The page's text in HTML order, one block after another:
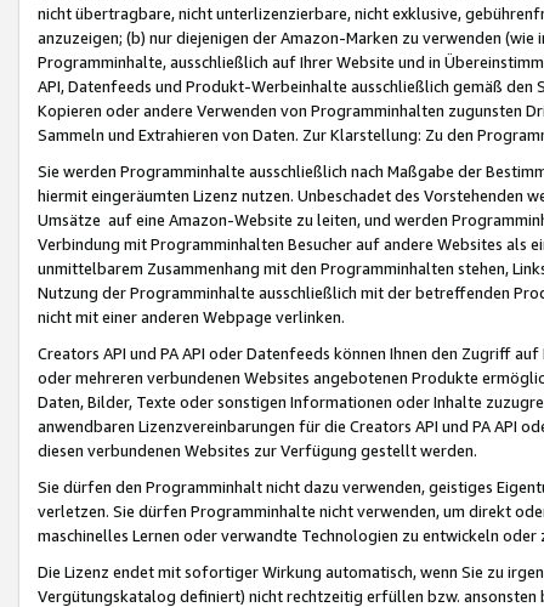
nicht übertragbare, nicht unterlizenzierbare, nicht exklusive,
anzuzeigen; (b) nur diejenigen der Amazon-Marken zu verwenden
Programminhalte, ausschließlich auf Ihrer Website und in
API, Datenfeeds und Produkt-Werbeinhalte ausschließlich gemäß
Kopieren oder andere Verwenden von Programminhalten zugunsten
Sammeln und Extrahieren von Daten. Zur Klarstellung: Zu den
Sie werden Programminhalte ausschließlich nach Maßgabe der
hiermit eingeräumten Lizenz nutzen. Unbeschadet des Vorstehenden
Umsätze auf eine Amazon-Website zu leiten, und werden
Verbindung mit Programminhalten Besucher auf andere Websites als
unmittelbarem Zusammenhang mit den Programminhalten stehen,
Nutzung der Programminhalte ausschließlich mit der betreffenden
nicht mit einer anderen Webpage verlinken.
Creators API und PA API oder Datenfeeds können Ihnen den Zugriff
oder mehreren verbundenen Websites angebotenen Produkte
Daten, Bilder, Texte oder sonstigen Informationen oder Inhalte
anwendbaren Lizenzvereinbarungen für die Creators API und PA API
diesen verbundenen Websites zur Verfügung gestellt werden.
Sie dürfen den Programminhalt nicht dazu verwenden, geistiges
verletzen. Sie dürfen Programminhalte nicht verwenden, um direkt
maschinelles Lernen oder verwandte Technologien zu entwickeln
Die Lizenz endet mit sofortiger Wirkung automatisch, wenn Sie zu
Vergütungskatalog definiert) nicht rechtzeitig erfüllen bzw. ansonsten